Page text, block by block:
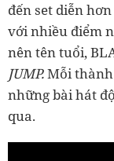
đến set diễn
với nhiều điểm
nên tên tuổi,
JUMP.Mỗi
những bài hát
qua.